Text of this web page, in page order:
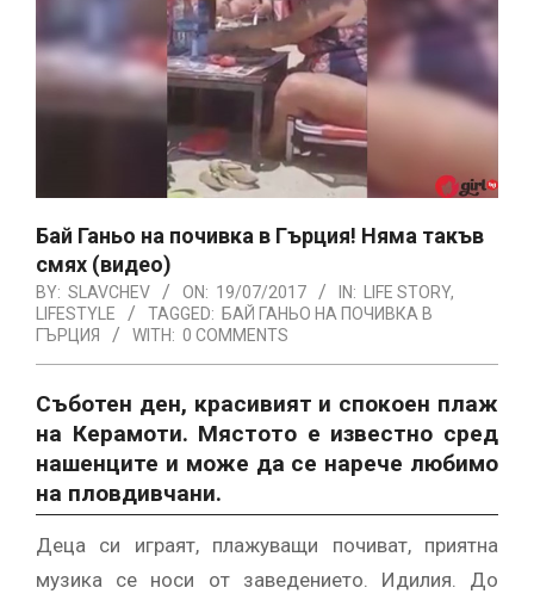
Бай Ганьо на почивка в Гърция! Няма такъв
смях (видео)
BY: SLAVCHEV ON: 19/07/2017 IN: LIFE STORY,
LIFESTYLE
TAGGED: БАЙ ГАНЬО НА ПОЧИВКА В
ГЪРЦИЯ
WITH: 0 COMMENTS
Съботен ден, красивият и спокоен плаж
на Керамоти. Мястото е известно сред
нашенците и може да се нарече любимо
на пловдивчани.
Деца си играят, плажуващи почиват, приятна
музика се носи от заведението. Идилия. До